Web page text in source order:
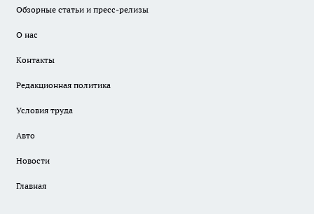
Обзорные статьи и пресс-релизы
О нас
Контакты
Редакционная политика
Условия труда
Авто
Новости
Главная